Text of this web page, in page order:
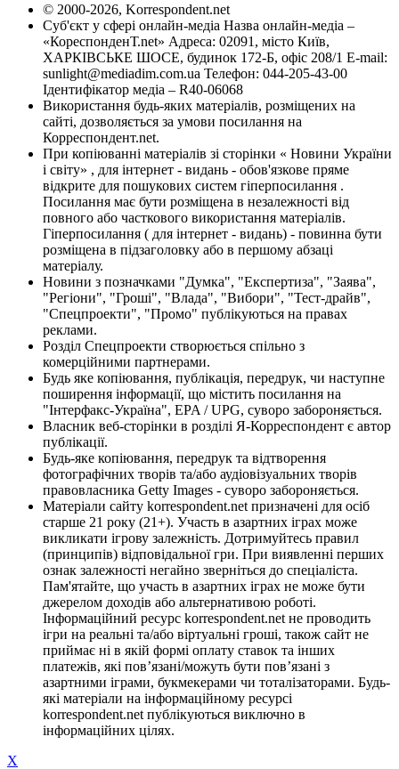
© 2000-2026, Korrespondent.net
Суб'єкт у сфері онлайн-медіа Назва онлайн-медіа –
«КореспонденТ.net» Адреса: 02091, місто Київ,
ХАРКІВСЬКЕ ШОСЕ, будинок 172-Б, офіс 208/1 E-mail:
sunlight@mediadim.com.ua Телефон: 044-205-43-00
Ідентифікатор медіа – R40-06068
Використання будь-яких матеріалів, розміщених на
сайті, дозволяється за умови посилання на
Корреспондент.net.
При копіюванні матеріалів зі сторінки « Новини України
і світу» , для інтернет - видань - обов'язкове пряме
відкрите для пошукових систем гіперпосилання .
Посилання має бути розміщена в незалежності від
повного або часткового використання матеріалів.
Гіперпосилання ( для інтернет - видань) - повинна бути
розміщена в підзаголовку або в першому абзаці
матеріалу.
Новини з позначками "Думка", "Експертиза", "Заява",
"Регіони", "Гроші", "Влада", "Вибори", "Тест-драйв",
"Спецпроекти", "Промо" публікуються на правах
реклами.
Розділ Спецпроекти створюється спільно з
комерційними партнерами.
Будь яке копіювання, публікація, передрук, чи наступне
поширення інформації, що містить посилання на
"Інтерфакс-Україна", EPA / UPG, суворо забороняється.
Власник веб-сторінки в розділі Я-Корреспондент є автор
публікації.
Будь-яке копіювання, передрук та відтворення
фотографічних творів та/або аудіовізуальних творів
правовласника Getty Images - суворо забороняється.
Матеріали сайту korrespondent.net призначені для осіб
старше 21 року (21+). Участь в азартних іграх може
викликати ігрову залежність. Дотримуйтесь правил
(принципів) відповідальної гри. При виявленні перших
ознак залежності негайно зверніться до спеціаліста.
Пам'ятайте, що участь в азартних іграх не може бути
джерелом доходів або альтернативою роботі.
Інформаційний ресурс korrespondent.net не проводить
ігри на реальні та/або віртуальні гроші, також сайт не
приймає ні в якій формі оплату ставок та інших
платежів, які пов’язані/можуть бути пов’язані з
азартними іграми, букмекерами чи тоталізаторами. Будь-
які матеріали на інформаційному ресурсі
korrespondent.net публікуються виключно в
інформаційних цілях.
X